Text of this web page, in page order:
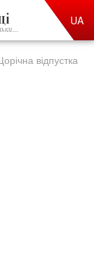
UA
відпустка